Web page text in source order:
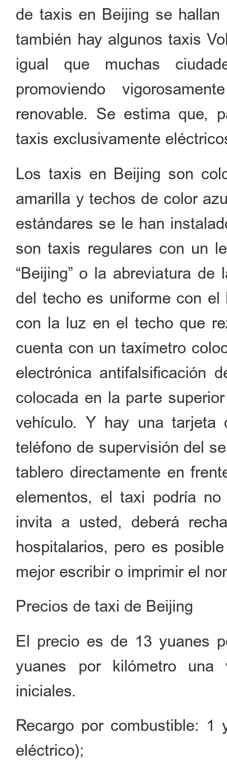
de taxis en Beijing se
también hay algunos taxis
igual que muchas
promoviendo
renovable. Se estima que,
taxis exclusivamente
Los taxis en Beijing son
amarilla y techos de color
estándares se le han
son taxis regulares con un
“Beijing” o la abreviatura
del techo es uniforme con
con la luz en el techo que
cuenta con un taxímetro
electrónica antifalsificación
colocada en la parte
vehículo. Y hay una tarjeta
teléfono de supervisión del
tablero directamente en
elementos, el taxi podría
invita a usted, deberá
hospitalarios, pero es
mejor escribir o imprimir el
Precios de taxi de Beijing
El precio es de 13 yuanes
yuanes por kilómetro una
iniciales.
Recargo por combustible: 1
eléctrico);